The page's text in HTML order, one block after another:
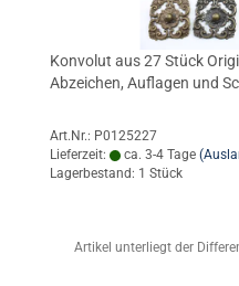
Konvolut aus 27 Stück
Abzeichen, Auflagen und
Art.Nr.: P0125227
Lieferzeit:
ca. 3-4 Tage
Lagerbestand: 1 Stück
Artikel unterliegt der